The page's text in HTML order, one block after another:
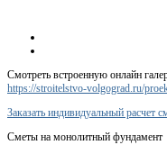
Смотреть встроенную онлайн
https://stroitelstvo-volgograd.ru/
Заказать индивидуальный расчет
Сметы на монолитный фундамент